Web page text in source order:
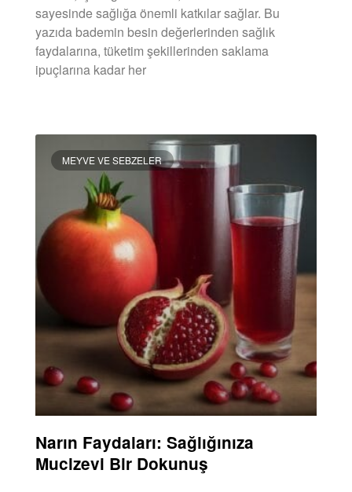
sayesinde sağlığa önemli katkılar sağlar. Bu
yazıda bademin besin değerlerinden sağlık
faydalarına, tüketim şekillerinden saklama
ipuçlarına kadar her
MEYVE VE SEBZELER
Narın Faydaları: Sağlığınıza
Mucizevi Bir Dokunuş